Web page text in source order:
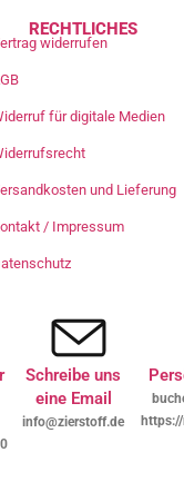
RECHTLICHES
widerrufen
für digitale Medien
und Lieferung
/ Impressum
Schreibe uns
eine Email
info@zierstoff.de
https://